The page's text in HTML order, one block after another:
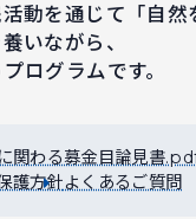
動を通じて「自然
いながら、
ログラムです。
関わる募金目論見書
護方針よくあるご質問